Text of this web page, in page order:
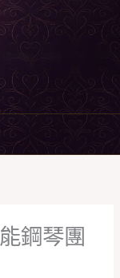
鋼琴團